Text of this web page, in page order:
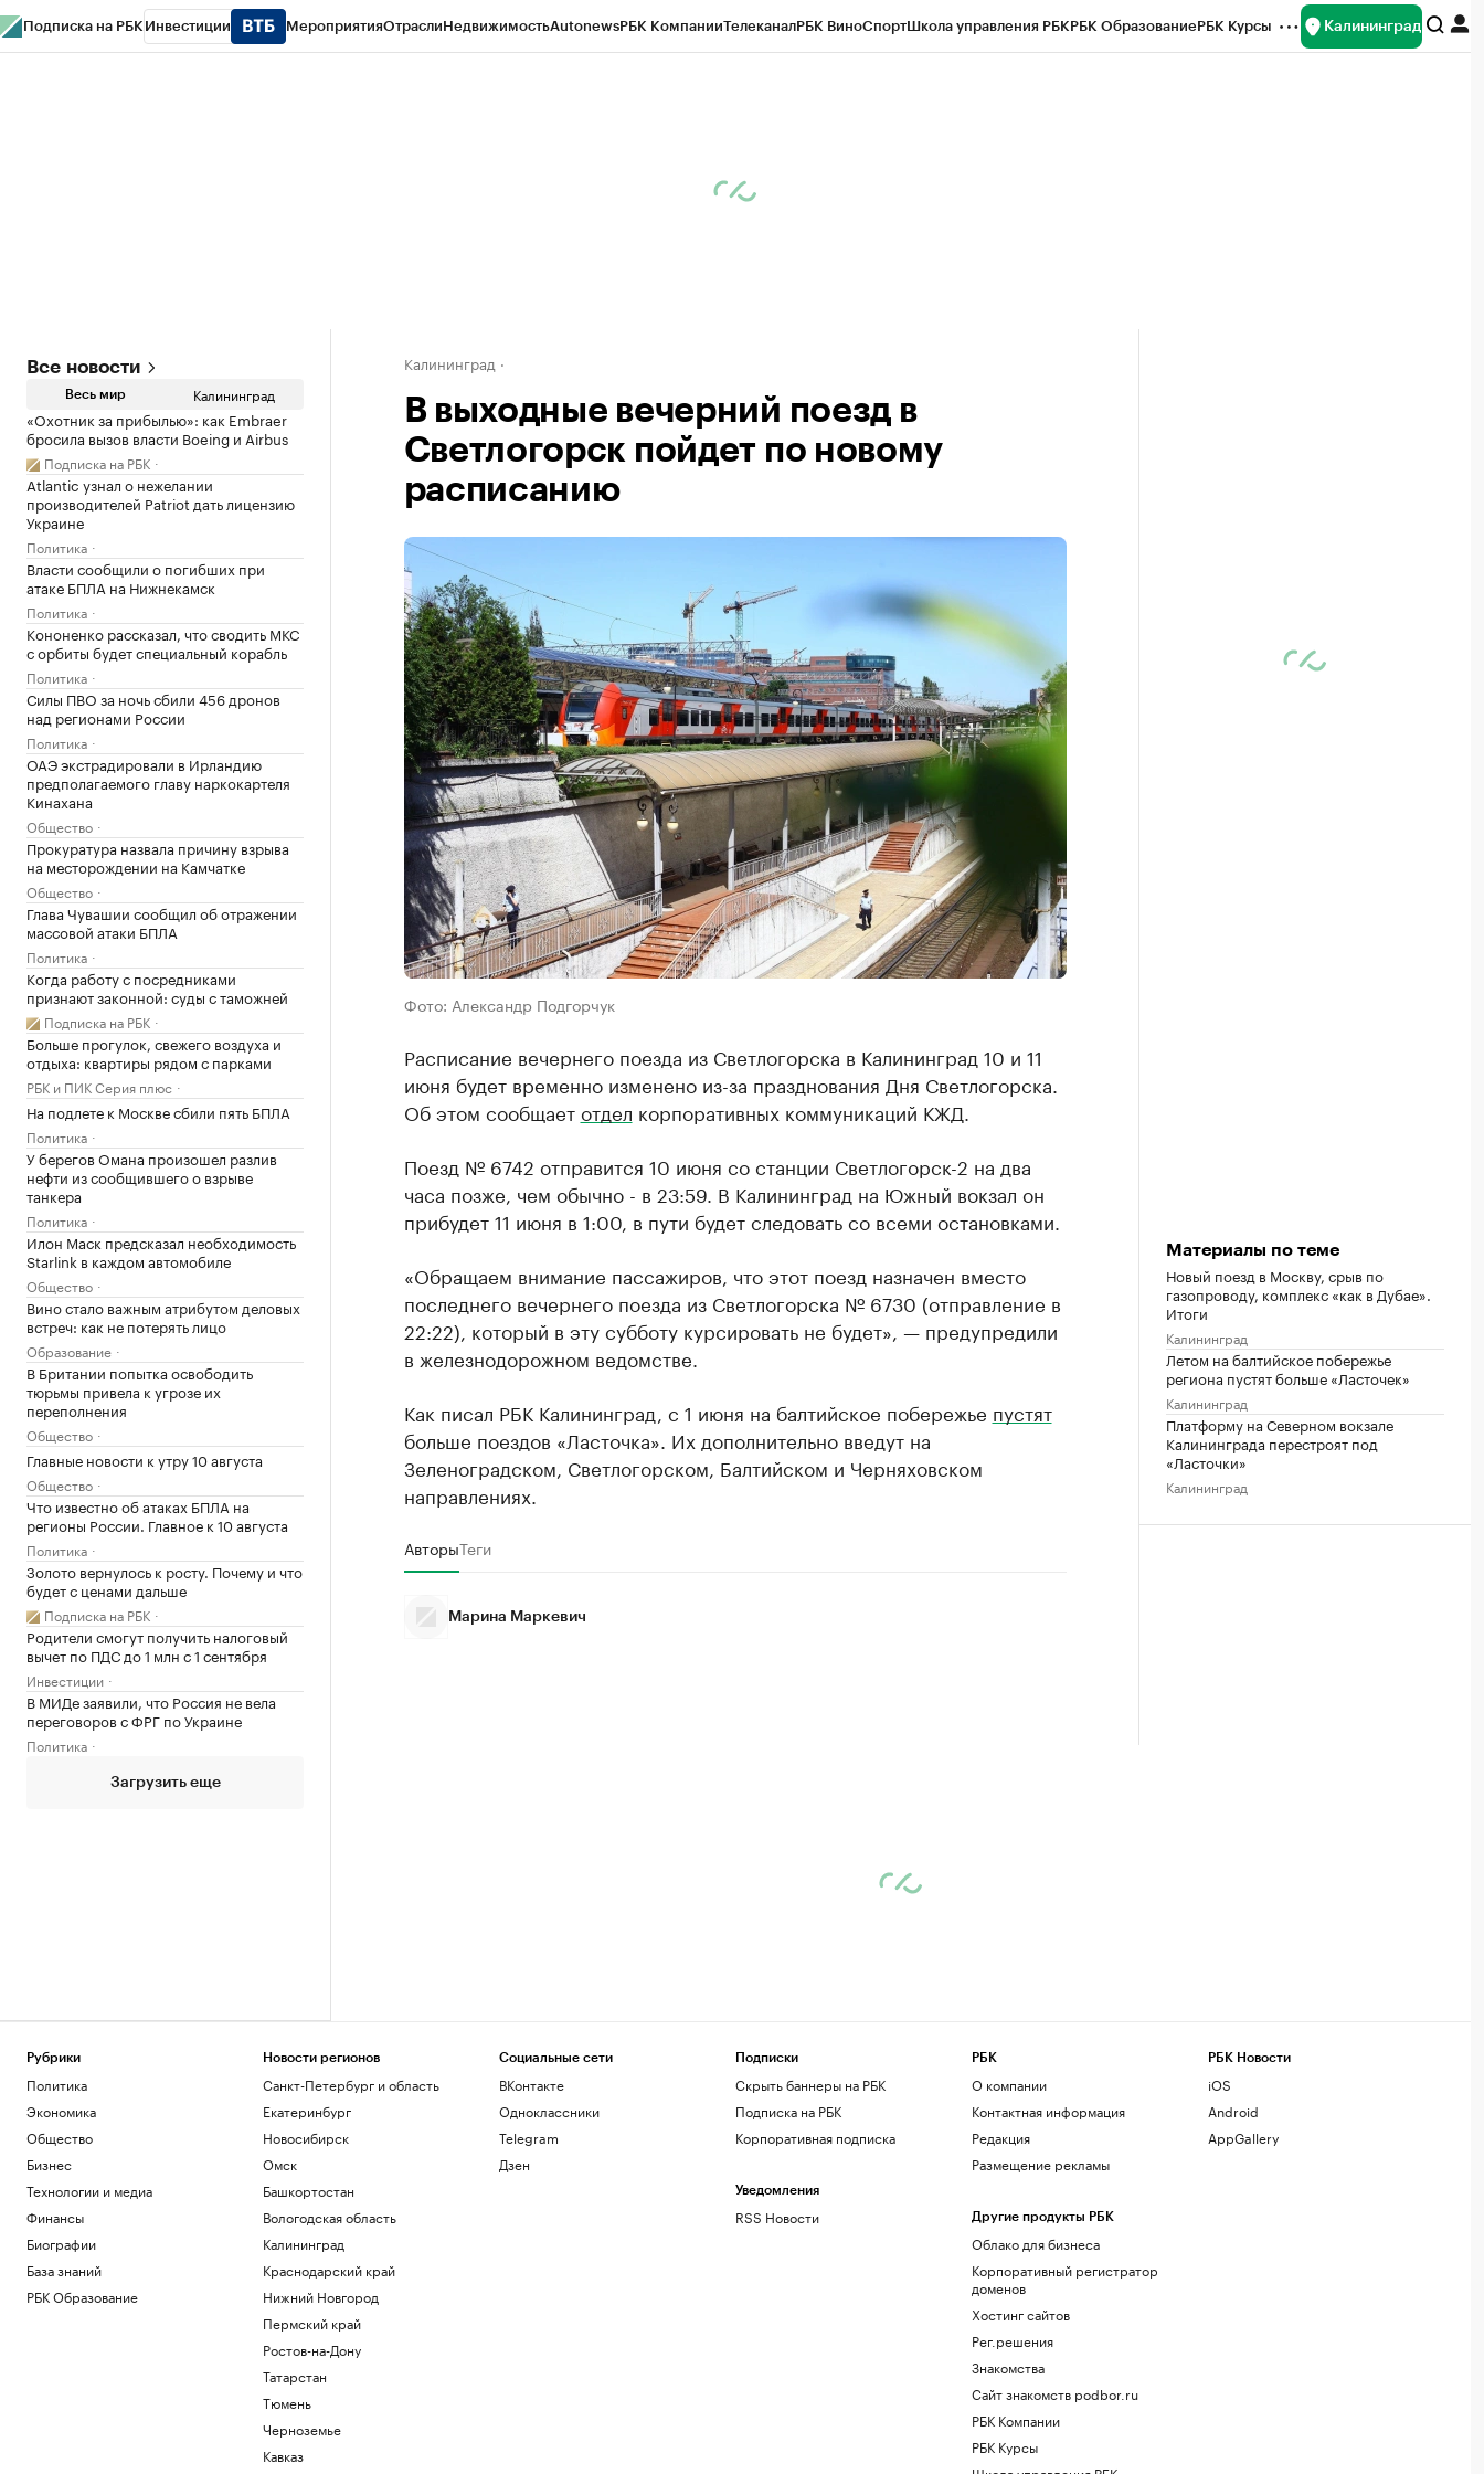
Подписка на РБК Инвестиции МероприятияОтраслиНедвижимостьAutonewsРБК КомпанииТелеканалРБК ВиноСпортШкола управления РБКРБК ОбразованиеРБК Курсы Калининград
Все новости
Весь мир Калининград
«Охотник за прибылью»: как Embraer
бросила вызов власти Boeing и Airbus
Подписка на РБК
Atlantic узнал о нежелании
производителей Patriot дать лицензию
Украине
Политика
Власти сообщили о погибших при
атаке БПЛА на Нижнекамск
Политика
Кононенко рассказал, что сводить МКС
с орбиты будет специальный корабль
Политика
Силы ПВО за ночь сбили 456 дронов
над регионами России
Политика
ОАЭ экстрадировали в Ирландию
предполагаемого главу наркокартеля
Кинахана
Общество
Прокуратура назвала причину взрыва
на месторождении на Камчатке
Общество
Глава Чувашии сообщил об отражении
массовой атаки БПЛА
Политика
Когда работу с посредниками
признают законной: суды с таможней
Подписка на РБК
Больше прогулок, свежего воздуха и
отдыха: квартиры рядом с парками
РБК и ПИК Серия плюс
На подлете к Москве сбили пять БПЛА
Политика
У берегов Омана произошел разлив
нефти из сообщившего о взрыве
танкера
Политика
Илон Маск предсказал необходимость
Starlink в каждом автомобиле
Общество
Вино стало важным атрибутом деловых
встреч: как не потерять лицо
Образование
В Британии попытка освободить
тюрьмы привела к угрозе их
переполнения
Общество
Главные новости к утру 10 августа
Общество
Что известно об атаках БПЛА на
регионы России. Главное к 10 августа
Политика
Золото вернулось к росту. Почему и что
будет с ценами дальше
Подписка на РБК
Родители смогут получить налоговый
вычет по ПДС до 1 млн с 1 сентября
Инвестиции
В МИДе заявили, что Россия не вела
переговоров с ФРГ по Украине
Политика
Загрузить еще
Калининград
В выходные вечерний поезд в
Светлогорск пойдет по новому
расписанию
Фото: Александр Подгорчук
Расписание вечернего поезда из Светлогорска в Калининград 10 и 11
июня будет временно изменено из-за празднования Дня Светлогорска.
Об этом сообщаетотдел корпоративных коммуникаций КЖД.
Поезд № 6742 отправится 10 июня со станции Светлогорск-2 на два
часа позже, чем обычно - в 23:59. В Калининград на Южный вокзал он
прибудет 11 июня в 1:00, в пути будет следовать со всеми остановками.
«Обращаем внимание пассажиров, что этот поезд назначен вместо
последнего вечернего поезда из Светлогорска № 6730 (отправление в
22:22), который в эту субботу курсировать не будет», — предупредили
в железнодорожном ведомстве.
Как писал РБК Калининград, с 1 июня на балтийское побережье пустят
больше поездов «Ласточка». Их дополнительно введут на
Зеленоградском, Светлогорском, Балтийском и Черняховском
направлениях.
АвторыТеги
Марина Маркевич
Материалы по теме
Новый поезд в Москву, срыв по
газопроводу, комплекс «как в Дубае».
Итоги
Калининград
Летом на балтийское побережье
региона пустят больше «Ласточек»
Калининград
Платформу на Северном вокзале
Калининграда перестроят под
«Ласточки»
Калининград
Рубрики
Политика
Экономика
Общество
Бизнес
Технологии и медиа
Финансы
Биографии
База знаний
РБК Образование
Новости регионов
Санкт-Петербург и область
Екатеринбург
Новосибирск
Омск
Башкортостан
Вологодская область
Калининград
Краснодарский край
Нижний Новгород
Пермский край
Ростов-на-Дону
Татарстан
Тюмень
Черноземье
Кавказ
Социальные сети
ВКонтакте
Одноклассники
Telegram
Дзен
Подписки
Скрыть баннеры на РБК
Подписка на РБК
Корпоративная подписка
Уведомления
RSS Новости
РБК
О компании
Контактная информация
Редакция
Размещение рекламы
Другие продукты РБК
Облако для бизнеса
Корпоративный регистратор
доменов
Хостинг сайтов
Рег.решения
Знакомства
Сайт знакомств podbor.ru
РБК Компании
РБК Курсы
РБК Новости
iOS
Android
AppGallery